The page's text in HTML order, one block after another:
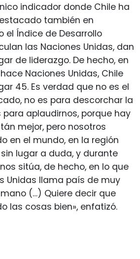
indicador donde Chile ha
también en
el Índice de Desarrollo
las Naciones Unidas, dan
de liderazgo. De hecho, en
Naciones Unidas, Chile
45. Es verdad que no es el
no es para descorchar la
aplaudirnos, porque hay
mejor, pero nosotros
en el mundo, en la región
lugar a duda, y durante
sitúa, de hecho, en lo que
Unidas llama país de muy
(…) Quiere decir que
las cosas bien», enfatizó.